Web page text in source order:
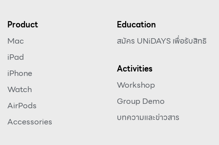
Product
Mac
iPad
iPhone
Watch
AirPods
Accessories
Education
สมัคร UNiDAYS เพื่อรับสิทธิ
Activities
Workshop
Group Demo
บทความและข่าวสาร